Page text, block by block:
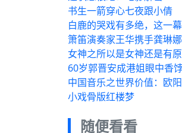
书生一箭穿心七夜跟小倩
白鹿的哭戏有多绝，这一幕
箫笛演奏家王华携手龚琳
女神之所以是女神还是有
60岁郭晋安成港姐眼中香
中国音乐之世界价值：欧
小戏骨版红楼梦
随便看看